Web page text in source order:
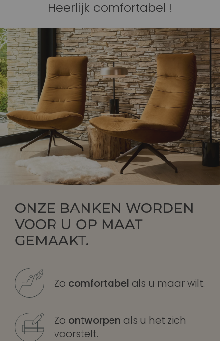
Heerlijk comfortabel !
ONZE BANKEN WORDEN
VOOR U OP MAAT
GEMAAKT.
Zo comfortabel als u maar wilt.
Zo ontworpen als u het zich
voorstelt.